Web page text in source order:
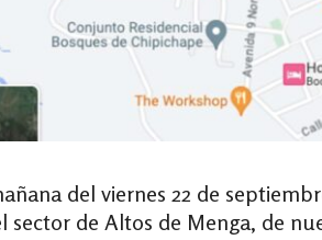
del viernes 22 de
de Altos de Menga, de